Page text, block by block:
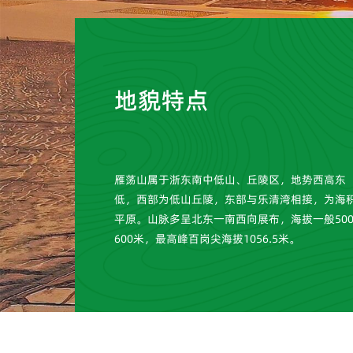
地貌特点
雁荡山属于浙东南中低山、丘陵区，地势西高东
低，西部为低山丘陵，东部与乐清湾相接，为海
平原。山脉多呈北东一南西向展布，海拔一般
600米，最高峰百岗尖海拔1056.5米。